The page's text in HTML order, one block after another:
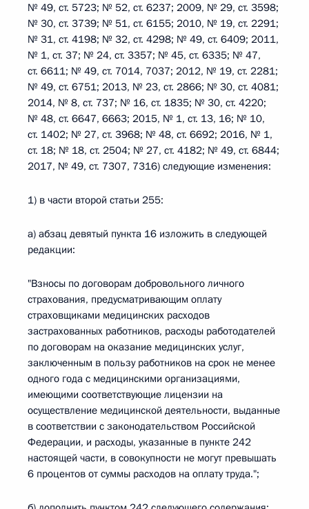
№ 49, ст. 5723; № 52, ст. 6237; 2009, № 29, ст. 3598;
№ 30, ст. 3739; № 51, ст. 6155; 2010, № 19, ст. 2291;
№ 31, ст. 4198; № 32, ст. 4298; № 49, ст. 6409; 2011,
№ 1, ст. 37; № 24, ст. 3357; № 45, ст. 6335; № 47,
ст. 6611; № 49, ст. 7014, 7037; 2012, № 19, ст. 2281;
№ 49, ст. 6751; 2013, № 23, ст. 2866; № 30, ст. 4081;
2014, № 8, ст. 737; № 16, ст. 1835; № 30, ст. 4220;
№ 48, ст. 6647, 6663; 2015, № 1, ст. 13, 16; № 10,
ст. 1402; № 27, ст. 3968; № 48, ст. 6692; 2016, № 1,
ст. 18; № 18, ст. 2504; № 27, ст. 4182; № 49, ст. 6844;
2017, № 49, ст. 7307, 7316) следующие изменения:
1) в части второй статьи 255:
а) абзац девятый пункта 16 изложить в следующей
редакции:
"Взносы по договорам добровольного личного
страхования, предусматривающим оплату
страховщиками медицинских расходов
застрахованных работников, расходы работодателей
по договорам на оказание медицинских услуг,
заключенным в пользу работников на срок не менее
одного года с медицинскими организациями,
имеющими соответствующие лицензии на
осуществление медицинской деятельности, выданные
в соответствии с законодательством Российской
Федерации, и расходы, указанные в пункте 242
настоящей части, в совокупности не могут превышать
6 процентов от суммы расходов на оплату труда.";